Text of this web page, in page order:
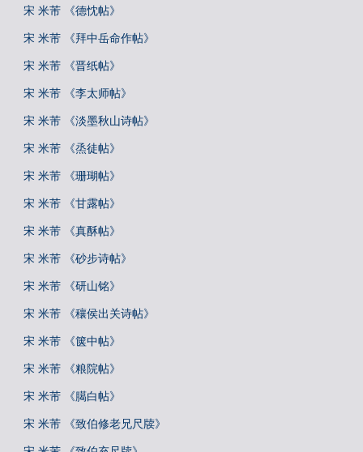
宋 米芾 《德忱帖》
宋 米芾 《拜中岳命作帖》
宋 米芾 《晋纸帖》
宋 米芾 《李太师帖》
宋 米芾 《淡墨秋山诗帖》
宋 米芾 《烝徒帖》
宋 米芾 《珊瑚帖》
宋 米芾 《甘露帖》
宋 米芾 《真酥帖》
宋 米芾 《砂步诗帖》
宋 米芾 《研山铭》
宋 米芾 《穰侯出关诗帖》
宋 米芾 《箧中帖》
宋 米芾 《粮院帖》
宋 米芾 《臈白帖》
宋 米芾 《致伯修老兄尺牍》